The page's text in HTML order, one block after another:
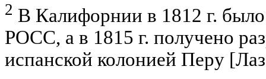
2 В Калифорнии в 1812 г.
РОСС, а в 1815 г. получено
испанской колонией Перу